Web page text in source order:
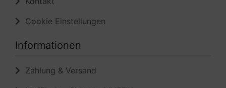
Zahlung & Versand